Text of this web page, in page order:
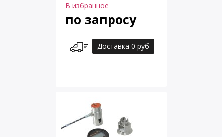
В избранное
по запросу
Доставка 0 руб